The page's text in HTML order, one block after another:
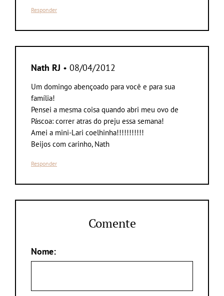
Responder
Nath RJ • 08/04/2012
Um domingo abençoado para você e para sua
família!
Pensei a mesma coisa quando abri meu ovo de
Páscoa: correr atras do preju essa semana!
Amei a mini-Lari coelhinha!!!!!!!!!!!
Beijos com carinho, Nath
Responder
Comente
Nome: